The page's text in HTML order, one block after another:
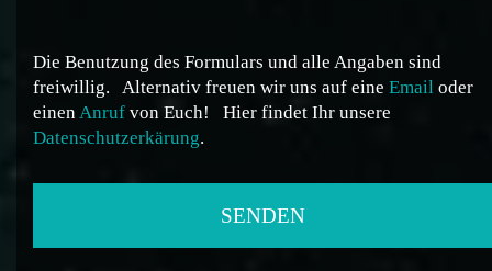
Die Benutzung des Formulars und alle Angaben sind
freiwillig.
Alternativ freuen wir uns auf eine Email oder
einen Anruf von Euch!
Hier findet Ihr unsere
Datenschutzerkärung.